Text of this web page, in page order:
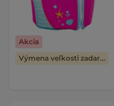
Akcia
Výmena veľkosti zadarmo